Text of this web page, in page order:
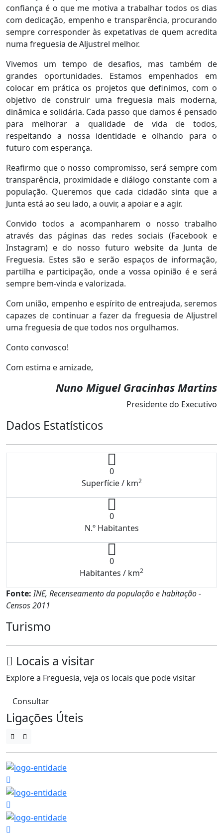
confiança é o que me motiva a trabalhar todos os dias
com dedicação, empenho e transparência, procurando
sempre corresponder às expetativas de quem acredita
numa freguesia de Aljustrel melhor.
Vivemos um tempo de desafios, mas também de
grandes oportunidades. Estamos empenhados em
colocar em prática os projetos que definimos, com o
objetivo de construir uma freguesia mais moderna,
dinâmica e solidária. Cada passo que damos é pensado
para melhorar a qualidade de vida de todos,
respeitando a nossa identidade e olhando para o
futuro com esperança.
Reafirmo que o nosso compromisso, será sempre com
transparência, proximidade e diálogo constante com a
população. Queremos que cada cidadão sinta que a
Junta está ao seu lado, a ouvir, a apoiar e a agir.
Convido todos a acompanharem o nosso trabalho
através das páginas das redes sociais (Facebook e
Instagram) e do nosso futuro website da Junta de
Freguesia. Estes são e serão espaços de informação,
partilha e participação, onde a vossa opinião é e será
sempre bem-vinda e valorizada.
Com união, empenho e espírito de entreajuda, seremos
capazes de continuar a fazer da freguesia de Aljustrel
uma freguesia de que todos nos orgulhamos.
Conto convosco!
Com estima e amizade,
Nuno Miguel Gracinhas Martins
Presidente do Executivo
Dados Estatísticos
0
Superfície / km2
0
N.º Habitantes
0
Habitantes / km2
Fonte:INE, Recenseamento da população e habitação -
Censos 2011
Turismo
Locais a visitar
Explore a Freguesia, veja os locais que pode visitar
Consultar
Ligações Úteis